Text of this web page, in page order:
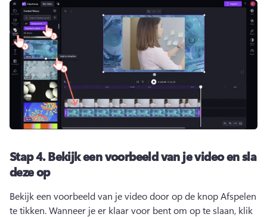
Stap 4.Bekijk een voorbeeld van je video en sla
deze op
Bekijk een voorbeeld van je video door op de knop Afspelen
te tikken. Wanneer je er klaar voor bent om op te slaan, klik